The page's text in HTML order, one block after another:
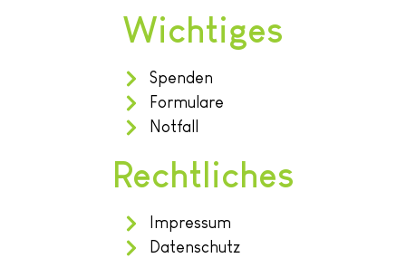
Wichtiges
Spenden
Formulare
Notfall
Rechtliches
Impressum
Datenschutz